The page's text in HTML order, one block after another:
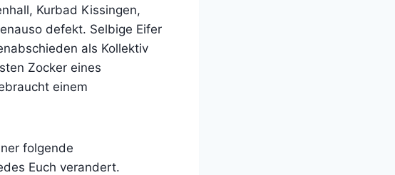
Kurbad Kissingen,
defekt. Selbige Eifer
als Kollektiv
Zocker eines
einem
folgende
Euch verandert.